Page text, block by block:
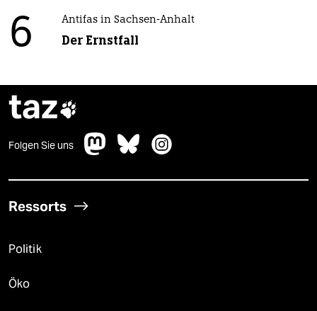
6 Antifas in Sachsen-Anhalt
Der Ernstfall
taz
Folgen Sie uns
Ressorts
Politik
Öko